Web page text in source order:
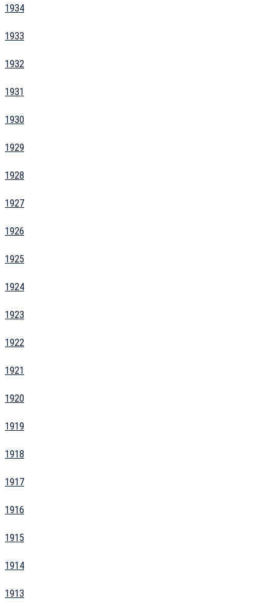
1934
1933
1932
1931
1930
1929
1928
1927
1926
1925
1924
1923
1922
1921
1920
1919
1918
1917
1916
1915
1914
1913